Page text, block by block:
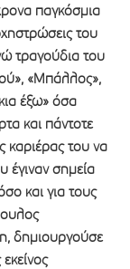
παγκόσμια
του
τραγούδια του
«Μπάλλος»,
έξω» όσα
και πάντοτε
καριέρας του να
έγιναν σημεία
και για τους
δημιουργούσε